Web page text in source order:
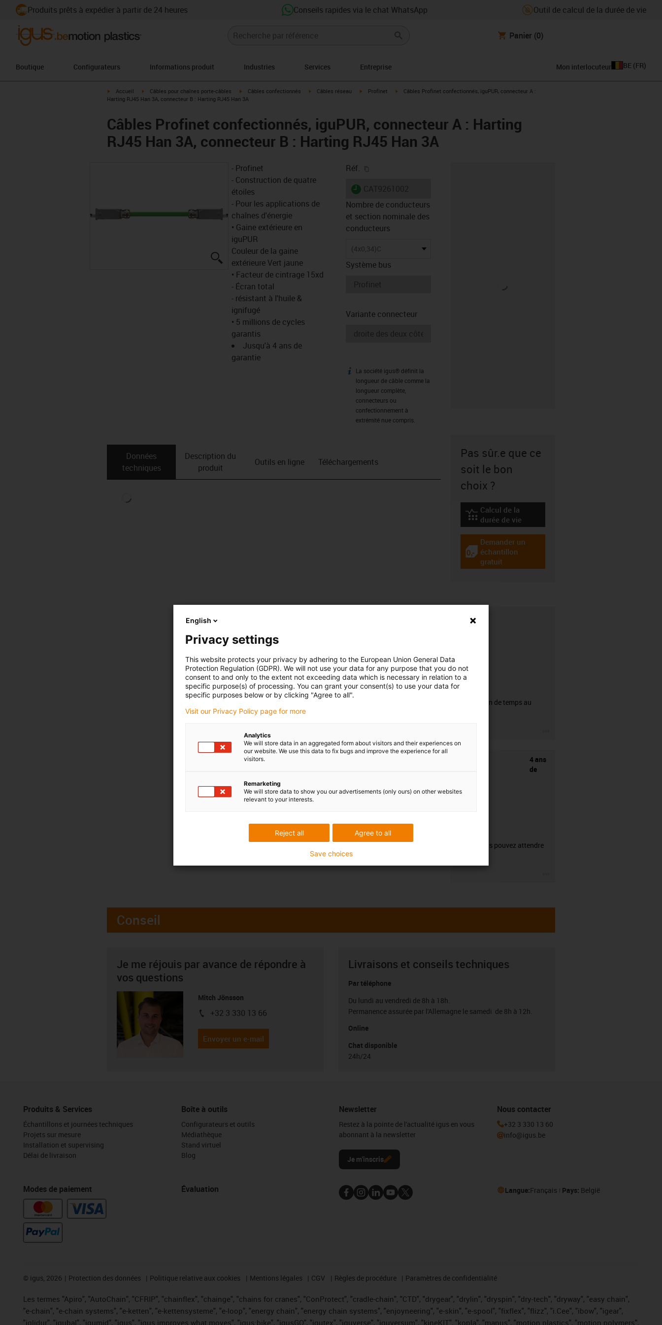
Produits prêts à expédier à partir de 24 heures Conseils rapides via le chat WhatsApp Outil de calcul de la durée de vie
Panier (0)
Boutique Configurateurs Informations produit Industries Services Entreprise Mon interlocuteur BE (FR)
igus-icon-arrow-right
Accueil igus-icon-arrow-right
Câbles pour chaînes porte-câbles igus-icon-arrow-right
Câbles confectionnés igus-icon-arrow-right
Câbles réseau igus-icon-arrow-right
Profinet igus-icon-arrow-right
Câbles Profinet confectionnés, iguPUR, connecteur A :
Harting RJ45 Han 3A, connecteur B : Harting RJ45 Han 3A
Câbles Profinet confectionnés, iguPUR, connecteur A : Harting
RJ45 Han 3A, connecteur B : Harting RJ45 Han 3A
igus-icon-lupe
- Profinet
- Construction de quatre
étoiles
- Pour les applications de
chaînes d'énergie
• Gaine extérieure en
iguPUR
Couleur de la gaine
extérieure Vert jaune
• Facteur de cintrage 15xd
- Écran total
- résistant à l'huile &
ignifugé
• 5 millions de cycles
garantis
Jusqu'à 4 ans de
garantie
Réf.
igus-icon-lieferzeit
Nombre de conducteurs
et section nominale des
conducteurs
(4x0,34)C
Système bus
Variante connecteur
igus-icon-info
La société igus® définit la
longueur de câble comme la
longueur complète,
connecteurs ou
confectionnement à
extrémité nue compris.
Données
techniques
Description du
produit
Outils en ligne Téléchargements
Pas sûr.e que ce
soit le bon
choix ?
igus-icon-lebensdauerrechner
Calcul de la
durée de vie
igus-icon-gratismuster
Demander un
échantillon
gratuit
CFRIP®
50% de gain de temps au
4 ans
de
Ce que vous pouvez attendre
Conseil
Je me réjouis par avance de répondre à
vos questions
Mitch Jönsson
igus-icon-phone
+32 3 330 13 66
Envoyer un e-mail
Livraisons et conseils techniques
Par téléphone
Du lundi au vendredi de 8h à 18h.
Permanence assurée par l'Allemagne le samedi de 8h à 12h.
Online
Chat disponible
24h/24
Produits & Services
Échantillons et journées techniques
Projets sur mesure
Installation et supervising
Délai de livraison
Modes de paiement
Boîte à outils
Configurateurs et outils
Médiathèque
Stand virtuel
Blog
Évaluation
Newsletter
Restez à la pointe de l'actualité igus en vous
abonnant à la newsletter
Je m'inscris
Nous contacter
+32 3 330 13 60
info@igus.be
Langue:Français Pays: België
© igus, 2026 Protection des données Politique relative aux cookies Mentions légales CGV Règles de procédure Paramètres de confidentialité
Les termes "Apiro", "AutoChain", "CFRIP", "chainflex", "chainge", "chains for cranes", "ConProtect", "cradle-chain", "CTD", "drygear", "drylin", "dryspin", "dry-tech", "dryway", "easy chain",
"e-chain", "e-chain systems", "e-ketten", "e-kettensysteme", "e-loop", "energy chain", "energy chain systems", "enjoyneering", "e-skin", "e-spool", "fixflex", "flizz", "i.Cee", "ibow", "igear",
"iglidur", "igubal", "igumid", "igus", "igus improves what moves", "igus:bike", "igusGO", "igutex", "iguverse", "iguversum", "kineKIT", "kopla", "manus", "motion plastics", "motion polymers",
English
Privacy settings
This website protects your privacy by adhering to the European Union General Data
Protection Regulation (GDPR). We will not use your data for any purpose that you do not
consent to and only to the extent not exceeding data which is necessary in relation to a
specific purpose(s) of processing. You can grant your consent(s) to use your data for
specific purposes below or by clicking "Agree to all".
Visit our Privacy Policy page for more
Analytics
We will store data in an aggregated form about visitors and their experiences on
our website. We use this data to fix bugs and improve the experience for all
visitors.
Remarketing
We will store data to show you our advertisements (only ours) on other websites
relevant to your interests.
Agree to all
Reject all
Save choices